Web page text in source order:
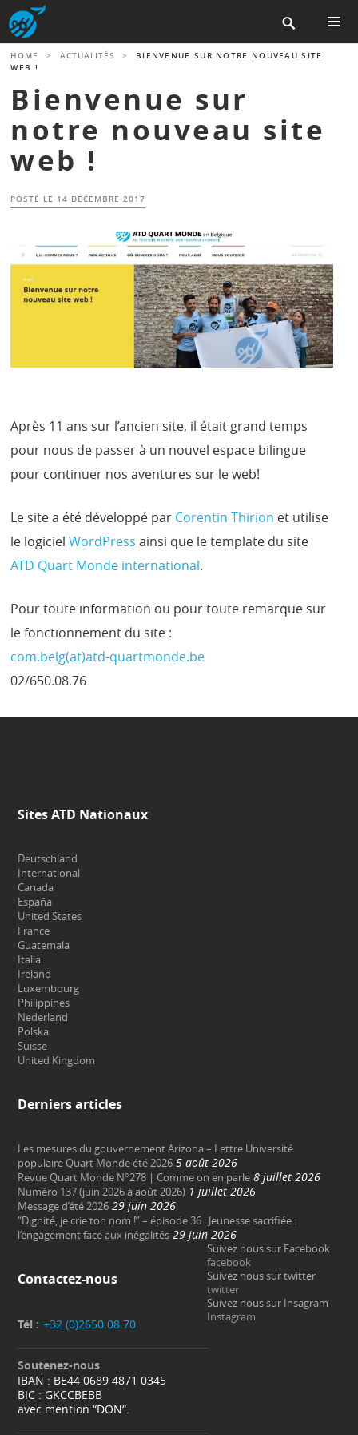
Aller
au
contenu
principal

MENU
HOME > ACTUALITÉS >
BIENVENUE SUR NOTRE NOUVEAU SITE
WEB !
Bienvenue sur
notre nouveau site
web !
POSTÉ LE 14 DÉCEMBRE 2017
Après 11 ans sur l’ancien site, il était grand temps
pour nous de passer à un nouvel espace bilingue
pour continuer nos aventures sur le web!
Le site a été développé par Corentin Thirion et utilise
le logicielWordPress ainsi que le template du site
ATD Quart Monde international.
Pour toute information ou pour toute remarque sur
le fonctionnement du site :
com.belg(at)atd-quartmonde.be
02/650.08.76
Sites ATD Nationaux
Deutschland
International
Canada
España
United States
France
Guatemala
Italia
Ireland
Luxembourg
Philippines
Nederland
Polska
Suisse
United Kingdom
Derniers articles
Les mesures du gouvernement Arizona – Lettre Université
populaire Quart Monde été 2026 5 août 2026
Revue Quart Monde N°278 | Comme on en parle 8 juillet 2026
Numéro 137 (juin 2026 à août 2026) 1 juillet 2026
Message d’été 2026 29 juin 2026
“Dignité, je crie ton nom !” – épisode 36 : Jeunesse sacrifiée :
l’engagement face aux inégalités 29 juin 2026
Contactez-nous
Tél : +32 (0)2650.08.70
Soutenez-nous
IBAN : BE44 0689 4871 0345
BIC : GKCCBEBB
avec mention “DON“.
Suivez nous sur Facebook
facebook
Suivez nous sur twitter
twitter
Suivez nous sur Insagram
Instagram